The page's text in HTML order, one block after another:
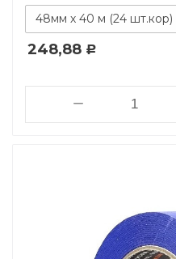
48мм х 40 м (24 шт.кор)
248,88 Р